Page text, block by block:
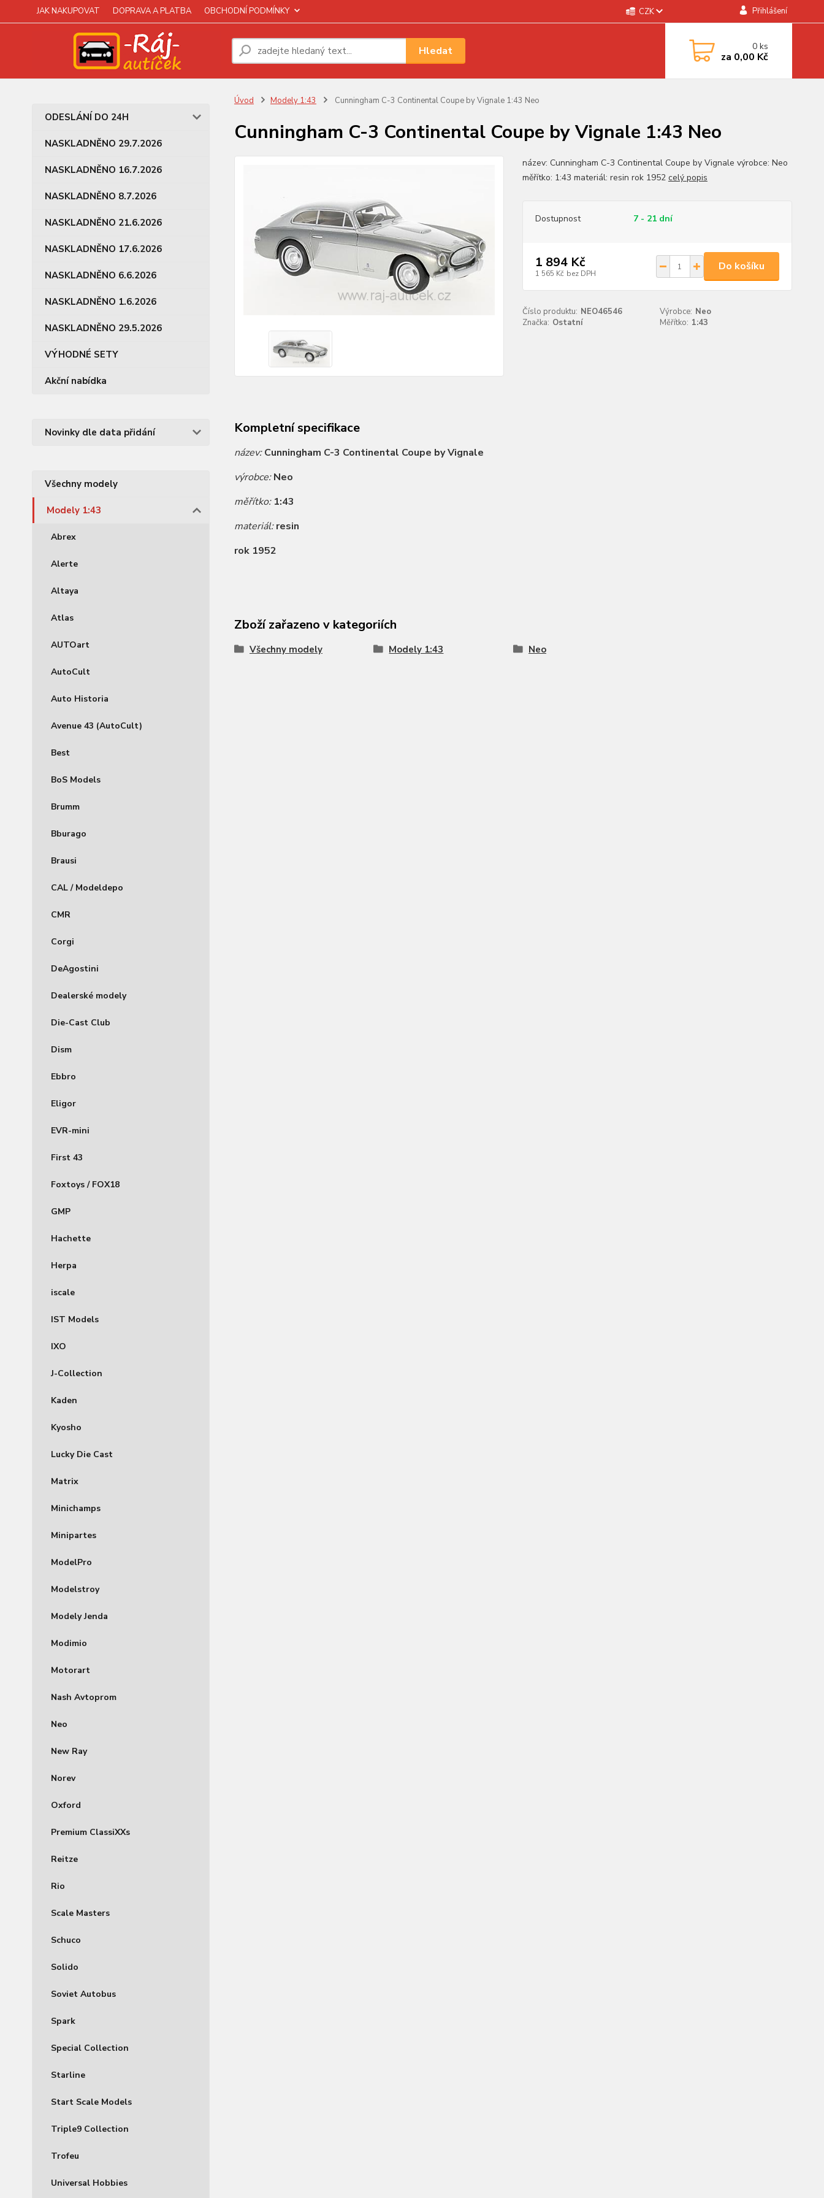
JAK NAKUPOVAT DOPRAVA A PLATBA OBCHODNÍ PODMÍNKY CZK Přihlášení
Hledat 0ks
za 0,00 Kč
ODESLÁNÍ DO 24H
NASKLADNĚNO 29.7.2026
NASKLADNĚNO 16.7.2026
NASKLADNĚNO 8.7.2026
NASKLADNĚNO 21.6.2026
NASKLADNĚNO 17.6.2026
NASKLADNĚNO 6.6.2026
NASKLADNĚNO 1.6.2026
NASKLADNĚNO 29.5.2026
VÝHODNÉ SETY
Akční nabídka
Novinky dle data přidání
Všechny modely
Modely 1:43
Abrex
Alerte
Altaya
Atlas
AUTOart
AutoCult
Auto Historia
Avenue 43 (AutoCult)
Best
BoS Models
Brumm
Bburago
Brausi
CAL / Modeldepo
CMR
Corgi
DeAgostini
Dealerské modely
Die-Cast Club
Dism
Ebbro
Eligor
EVR-mini
First 43
Foxtoys / FOX18
GMP
Hachette
Herpa
iscale
IST Models
IXO
J-Collection
Kaden
Kyosho
Lucky Die Cast
Matrix
Minichamps
Minipartes
ModelPro
Modelstroy
Modely Jenda
Modimio
Motorart
Nash Avtoprom
Neo
New Ray
Norev
Oxford
Premium ClassiXXs
Reitze
Rio
Scale Masters
Schuco
Solido
Soviet Autobus
Spark
Special Collection
Starline
Start Scale Models
Triple9 Collection
Trofeu
Universal Hobbies
Úvod Modely 1:43 Cunningham C-3 Continental Coupe by Vignale 1:43 Neo
Cunningham C-3 Continental Coupe by Vignale 1:43 Neo
název: Cunningham C-3 Continental Coupe by Vignale výrobce: Neo
měřítko: 1:43 materiál: resin rok 1952 celý popis
Dostupnost 7 - 21 dní
1 894 Kč
1 565 Kč bez DPH
Do košíku
Číslo produktu: NEO46546 Výrobce: Neo
Značka: Ostatní Měřítko: 1:43
Kompletní specifikace
název:Cunningham C-3 Continental Coupe by Vignale
výrobce:Neo
měřítko: 1:43
materiál:resin
rok 1952
Zboží zařazeno v kategoriích
Všechny modely Modely 1:43 Neo